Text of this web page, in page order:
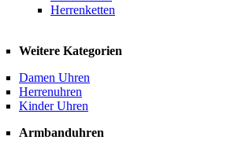
Herrenketten
Weitere Kategorien
Damen Uhren
Herrenuhren
Kinder Uhren
Armbanduhren